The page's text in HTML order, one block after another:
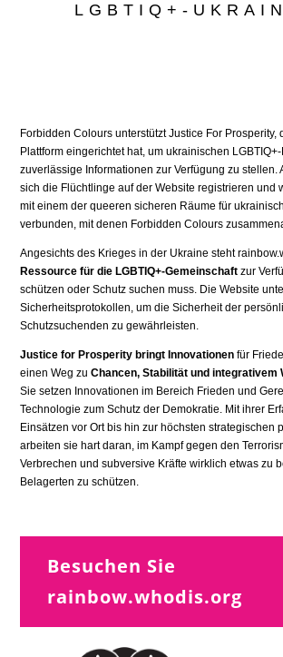
LGBTIQ+-
Forbidden Colours unterstützt Justice For Prosperity,
Plattform eingerichtet hat, um ukrainischen
zuverlässige Informationen zur Verfügung zu stellen.
sich die Flüchtlinge auf der Website registrieren und
mit einem der queeren sicheren Räume für
verbunden, mit denen Forbidden Colours
Angesichts des Krieges in der Ukraine steht
Ressource für die LGBTIQ+-Gemeinschaft zur
schützen oder Schutz suchen muss. Die Website
Sicherheitsprotokollen, um die Sicherheit der
Schutzsuchenden zu gewährleisten.
Justice for Prosperity bringt Innovationen für
einen Weg zuChancen, Stabilität und integrativem
Sie setzen Innovationen im Bereich Frieden und
Technologie zum Schutz der Demokratie. Mit ihrer
Einsätzen vor Ort bis hin zur höchsten strategischen
arbeiten sie hart daran, im Kampf gegen den
Verbrechen und subversive Kräfte wirklich etwas zu
Belagerten zu schützen.
Besuchen Sie
rainbow.whodis.org